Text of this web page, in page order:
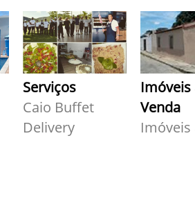
Serviços
Caio Buffet
Delivery
Imóveis
Venda
Imóveis